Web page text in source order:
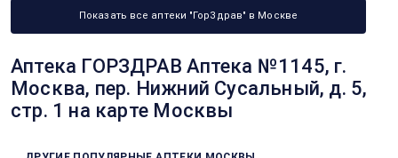
Показать все аптеки "ГорЗдрав" в Москве
Аптека ГОРЗДРАВ Аптека №1145, г.
Москва, пер. Нижний Сусальный, д. 5,
стр. 1 на карте Москвы